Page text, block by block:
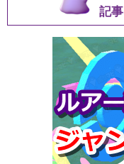
記